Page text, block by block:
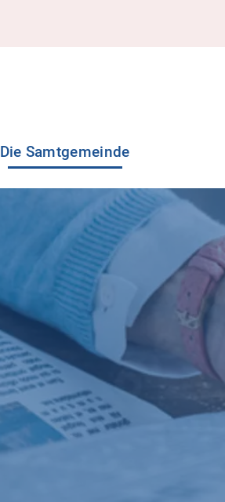
Die Samtgemeinde